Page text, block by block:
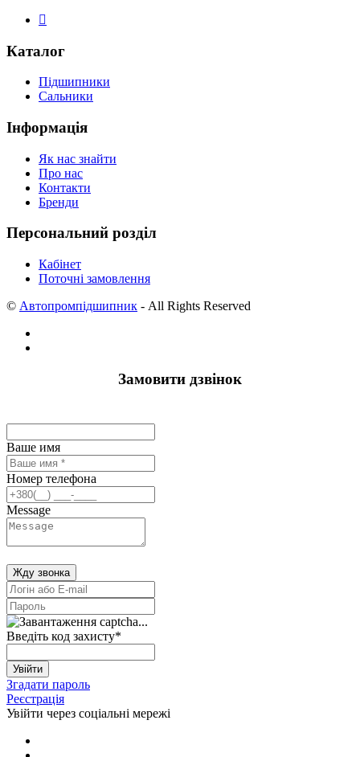
Каталог
Підшипники
Сальники
Інформація
Як нас знайти
Про нас
Контакти
Бренди
Персональний розділ
Кабінет
Поточні замовлення
© Автопромпідшипник - All Rights Reserved
Замовити дзвінок
Ваше имя
Номер телефона
Message
Жду звонка
Введіть код захисту*
Увійти
Згадати пароль
Реєстрація
Увійти через соціальні мережі